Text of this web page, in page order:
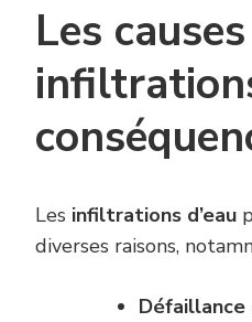
Les
Les infiltrations d’eau
diverses raisons,
Défaillance